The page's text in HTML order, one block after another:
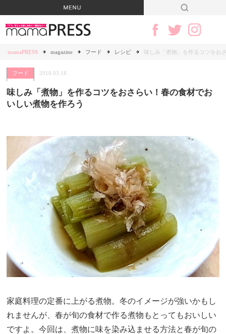
mamaPRESS magazine フード レシピ 味しみ「煮物」を作るコツをお
フード 2018.03.18
味しみ「煮物」を作るコツをおさらい！春の食材でお
いしい煮物を作ろう
家庭料理の定番に上がる煮物。冬のイメージが強いかもし
れませんが、春が旬の食材で作る煮物もとってもおいしい
ですよ。今回は、煮物に味を染み込ませる方法と春が旬の